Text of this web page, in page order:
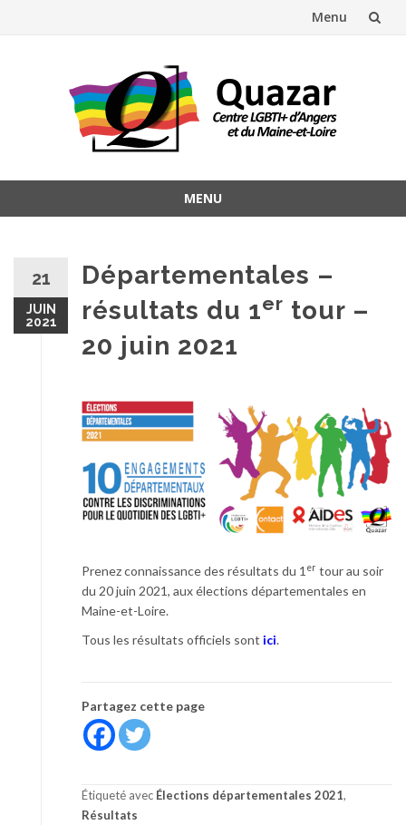
Menu
MENU
21
JUIN
2021
Départementales –
résultats du 1er tour –
20 juin 2021
Prenez connaissance des résultats du 1er tour au soir
du 20 juin 2021, aux élections départementales en
Maine-et-Loire.
Tous les résultats officiels sont ici.
Partagez cette page
Étiqueté avec Élections départementales 2021,
Résultats